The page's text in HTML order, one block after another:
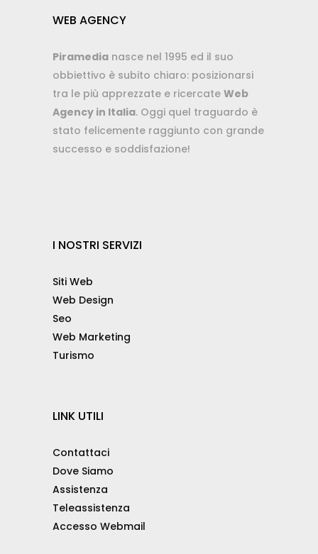
WEB AGENCY
Piramedia nasce nel 1995 ed il suo
obbiettivo è subito chiaro: posizionarsi
tra le più apprezzate e ricercate Web
Agency in Italia. Oggi quel traguardo è
stato felicemente raggiunto con grande
successo e soddisfazione!
I NOSTRI SERVIZI
Siti Web
Web Design
Seo
Web Marketing
Turismo
LINK UTILI
Contattaci
Dove Siamo
Assistenza
Teleassistenza
Accesso Webmail